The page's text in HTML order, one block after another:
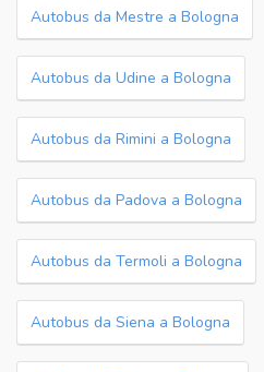
Autobus da Mestre a Bologna
Autobus da Udine a Bologna
Autobus da Rimini a Bologna
Autobus da Padova a Bologna
Autobus da Termoli a Bologna
Autobus da Siena a Bologna